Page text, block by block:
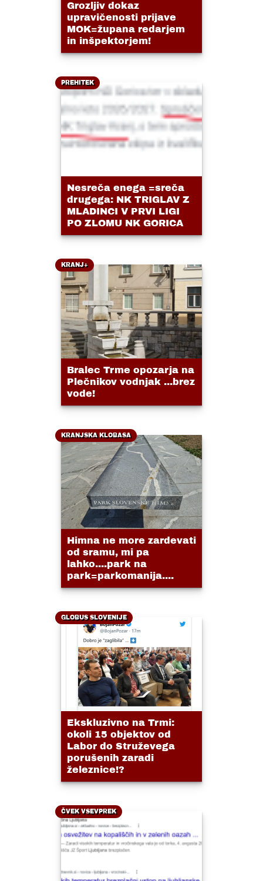
Grozljiv dokaz
upravičenosti prijave
MOK=župana redarjem
in inšpektorjem!
PREHITEK
Nesreča enega =sreča
drugega: NK TRIGLAV Z
MLADINCI V PRVI LIGI
PO ZLOMU NK GORICA
KRANJ+
Bralec Trme opozarja na
Plečnikov vodnjak ...brez
vode!
KRANJSKA KLOBASA
Himna ne more zardevati
od sramu, mi pa
lahko....park na
park=parkomanija....
GLOBUS SLOVENIJE
Ekskluzivno na Trmi:
okoli 15 objektov od
Labor do Struževega
porušenih zaradi
železnice!?
ČVEK VSEVPREK